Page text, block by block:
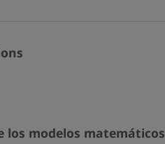
los modelos matemáticos